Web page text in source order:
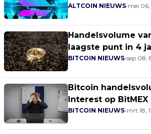
dagen
ALTCOIN NIEUWS•mei 06,
Handelsvolume
laagste punt in 4
BITCOIN NIEUWS•sep 08,
Bitcoin
Interest op BitMEX
BITCOIN NIEUWS•mrt 18,